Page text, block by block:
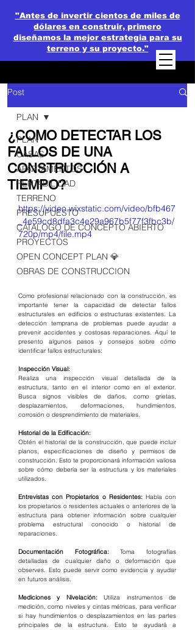
"Antes de invertir cientos de miles de
dólares en construir, primero
diseñamos la mejor estrategia para su
terreno y su proyecto."
Post
PLAN
CASAS
APARTAMENTOS
RENTABILIDAD
TERRENO
PRESUPUESTO
CATALOGO DE CONCEPTO ABIERTO
PROYECTOS
OPEN CONCEPT PLAN 💎
OBRAS DE CONSTRUCCION
PLAN
¿COMO DETECTAR LOS
FALLOS DE UNA
CONSTRUCCIÓN A
TIEMPO?
https://video.wixstatic.com/video/bfb467
_4e59cd8dfa3c4e29a967b5f77f3fbc3b/
720p/mp4/file.mp4
Como profesional relacionado con la construcción, es
importante tener la capacidad de detectar fallos
estructurales en edificios o estructuras existentes. La
detección temprana de problemas puede ayudar a
prevenir accidentes y costosas reparaciones. Aquí te
presento algunos pasos y consejos sobre cómo
identificar fallos estructurales:
Inspección Visual:
Realiza una inspección visual detallada de la
estructura, tanto en el interior como en el exterior.
Busca signos visibles de daños, como grietas,
desplazamientos, deformaciones, hundimientos,
corrosión o desprendimiento de materiales.
Historial de la Edificación:
Obtén el historial de la construcción, que puede incluir
planos, especificaciones de diseño y permisos de
construcción. Esto te proporcionará información valiosa
sobre cómo debería ser la estructura y los materiales
utilizados.
Entrevistas con Propietarios o Residentes: Habla con
los propietarios o residentes actuales o anteriores de la
estructura para obtener información sobre cualquier
problema estructural conocido o historial de
reparaciones.
Documentación Fotográfica: Toma fotografías
detalladas de cualquier daño o deformación que
observes. Esto puede servir como evidencia y ayudar
en futuros análisis.
Mediciones y Nivelación: Utiliza instrumentos de
medición, como niveles y cintas métricas, para verificar
si hay hundimientos o desplazamientos en las partes
principales de la estructura. Esto te ayudará a